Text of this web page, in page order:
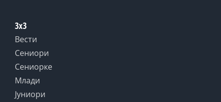
3x3
Вести
Сениори
Сениорке
Млади
Јуниори